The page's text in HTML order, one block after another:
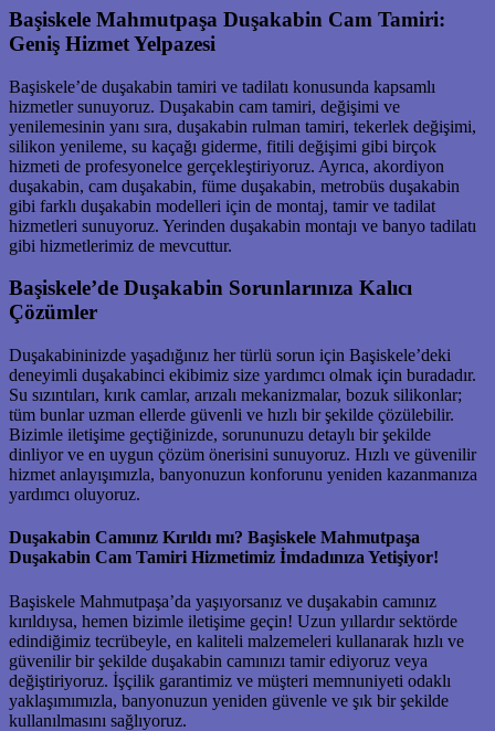
Başiskele Mahmutpaşa Duşakabin Cam Tamiri:
Geniş Hizmet Yelpazesi
Başiskele’de duşakabin tamiri ve tadilatı konusunda kapsamlı
hizmetler sunuyoruz. Duşakabin cam tamiri, değişimi ve
yenilemesinin yanı sıra, duşakabin rulman tamiri, tekerlek değişimi,
silikon yenileme, su kaçağı giderme, fitili değişimi gibi birçok
hizmeti de profesyonelce gerçekleştiriyoruz. Ayrıca, akordiyon
duşakabin, cam duşakabin, füme duşakabin, metrobüs duşakabin
gibi farklı duşakabin modelleri için de montaj, tamir ve tadilat
hizmetleri sunuyoruz. Yerinden duşakabin montajı ve banyo tadilatı
gibi hizmetlerimiz de mevcuttur.
Başiskele’de Duşakabin Sorunlarınıza Kalıcı
Çözümler
Duşakabininizde yaşadığınız her türlü sorun için Başiskele’deki
deneyimli duşakabinci ekibimiz size yardımcı olmak için buradadır.
Su sızıntıları, kırık camlar, arızalı mekanizmalar, bozuk silikonlar;
tüm bunlar uzman ellerde güvenli ve hızlı bir şekilde çözülebilir.
Bizimle iletişime geçtiğinizde, sorununuzu detaylı bir şekilde
dinliyor ve en uygun çözüm önerisini sunuyoruz. Hızlı ve güvenilir
hizmet anlayışımızla, banyonuzun konforunu yeniden kazanmanıza
yardımcı oluyoruz.
Duşakabin Camınız Kırıldı mı? Başiskele Mahmutpaşa
Duşakabin Cam Tamiri Hizmetimiz İmdadınıza Yetişiyor!
Başiskele Mahmutpaşa’da yaşıyorsanız ve duşakabin camınız
kırıldıysa, hemen bizimle iletişime geçin! Uzun yıllardır sektörde
edindiğimiz tecrübeyle, en kaliteli malzemeleri kullanarak hızlı ve
güvenilir bir şekilde duşakabin camınızı tamir ediyoruz veya
değiştiriyoruz. İşçilik garantimiz ve müşteri memnuniyeti odaklı
yaklaşımımızla, banyonuzun yeniden güvenle ve şık bir şekilde
kullanılmasını sağlıyoruz.